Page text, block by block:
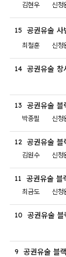
김현우
신청
15 공권유술 사
최철훈
신청
14 공권유술 창
13 공권유술 블
박종필 신청
12 공권유술 블
김원수 신청
11 공권유술 블
최금도 신청
10 공권유술
9 공권유술 블